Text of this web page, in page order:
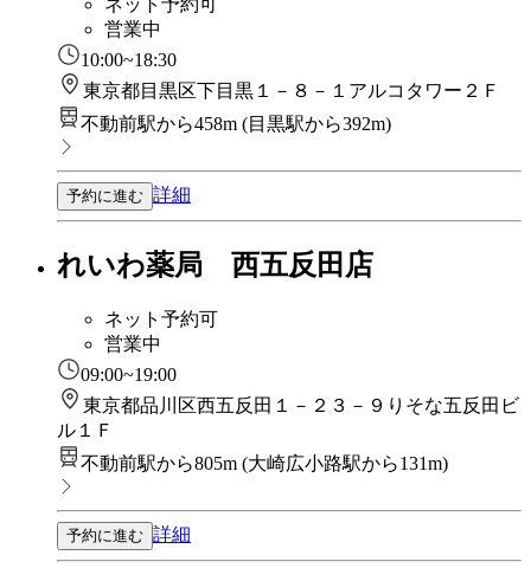
ネット予約可
営業中
10:00~18:30
東京都目黒区下目黒１－８－１アルコタワー２Ｆ
不動前駅から458m (目黒駅から392m)
予約に進む 詳細
れいわ薬局 西五反田店
ネット予約可
営業中
09:00~19:00
東京都品川区西五反田１－２３－９りそな五反田ビ
ル１Ｆ
不動前駅から805m (大崎広小路駅から131m)
予約に進む 詳細